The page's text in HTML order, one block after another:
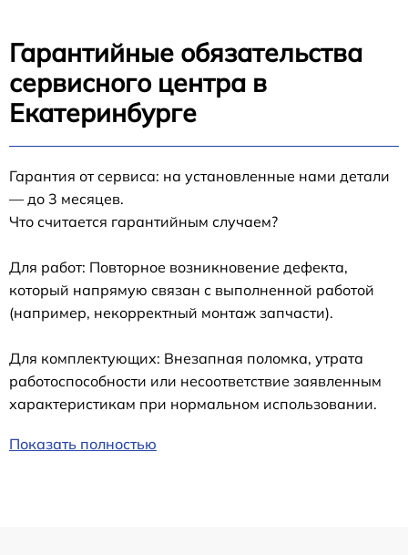
Гарантийные обязательства
сервисного центра в
Екатеринбурге
Гарантия от сервиса: на установленные нами детали
— до 3 месяцев.
Что считается гарантийным случаем?
Для работ: Повторное возникновение дефекта,
который напрямую связан с выполненной работой
(например, некорректный монтаж запчасти).
Для комплектующих: Внезапная поломка, утрата
работоспособности или несоответствие заявленным
характеристикам при нормальном использовании.
Показать полностью